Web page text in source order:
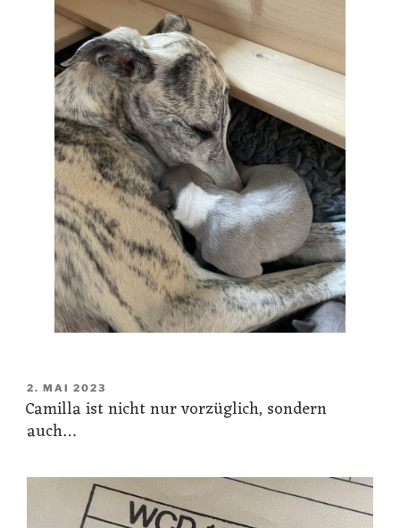
VERÖFFENTLICHT
AM
2. MAI 2023
Camilla ist nicht nur vorzüglich, sondern
auch…